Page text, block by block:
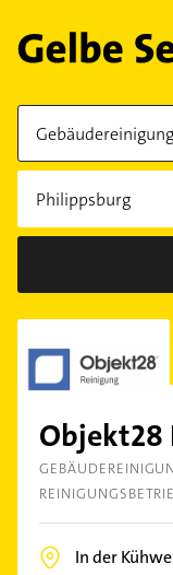
Objekt28
In der